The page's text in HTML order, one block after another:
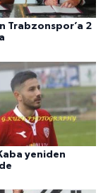
Trabzonspor’a 2
yeniden